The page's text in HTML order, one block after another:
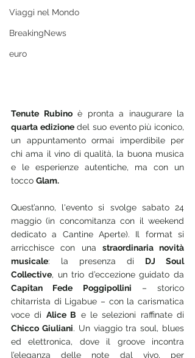
Viaggi nel Mondo
BreakingNews
euro
Tenute Rubino
quarta edizione del suo evento più iconico,
un appuntamento ormai imperdibile per
chi ama il vino di qualità, la buona musica
e le esperienze autentiche, ma con un
tocco Glam.
Quest’anno, l'evento si svolge sabato 24
maggio (in concomitanza con il weekend
dedicato a Cantine Aperte). Il format si
arricchisce con una straordinaria novità
musicale: la presenza di DJ Soul
Collective
Capitan Fede Poggipollini – storico
chitarrista di Ligabue – con la carismatica
voce di Alice B
Chicco Giuliani. Un viaggio tra soul, blues
ed elettronica, dove il groove incontra
l’eleganza delle note dal vivo, per